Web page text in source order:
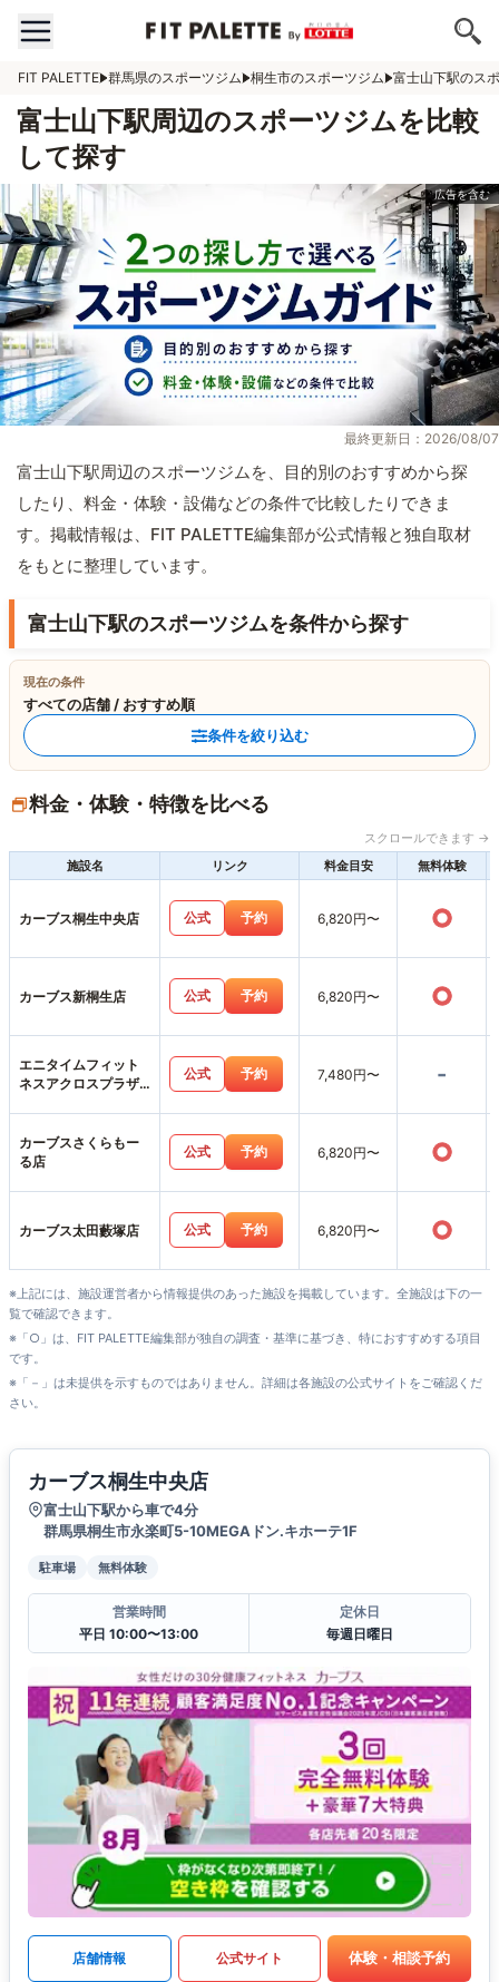
FIT PALETTE 群馬県のスポーツジム 桐生市のスポーツジム 富士山下駅のス
富士山下駅周辺のスポーツジムを比較
して探す
最終更新日：2026/08/07
富士山下駅周辺のスポーツジムを、目的別のおすすめから探
したり、料金・体験・設備などの条件で比較したりできま
す。掲載情報は、FIT PALETTE編集部が公式情報と独自取材
をもとに整理しています。
富士山下駅のスポーツジムを条件から探す
現在の条件
すべての店舗 / おすすめ順
条件を絞り込む
料金・体験・特徴を比べる
スクロールできます →
施設名
リンク 料金目安 無料体験
カーブス桐生中央店 公式 予約 6,820円〜 ○
カーブス新桐生店 公式 予約 6,820円〜 ○
エニタイムフィット
ネスアクロスプラザ
公式 予約 7,480円〜 -
カーブスさくらもー
る店
公式 予約 6,820円〜 ○
カーブス太田藪塚店 公式 予約 6,820円〜 ○
※上記には、施設運営者から情報提供のあった施設を掲載しています。全施設は下の一
覧で確認できます。
※「○」は、FIT PALETTE編集部が独自の調査・基準に基づき、特におすすめする項目
です。
※「－」は未提供を示すものではありません。詳細は各施設の公式サイトをご確認くだ
さい。
カーブス桐生中央店
富士山下駅から車で4分
群馬県桐生市永楽町5-10MEGAドン.キホーテ1F
駐車場 無料体験
営業時間
平日 10:00〜13:00
定休日
毎週日曜日
店舗情報 公式サイト 体験・相談予約